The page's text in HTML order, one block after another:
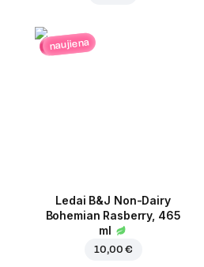
naujiena
Ledai B&J Non-Dairy
Bohemian Rasberry, 465
ml
10,00 €